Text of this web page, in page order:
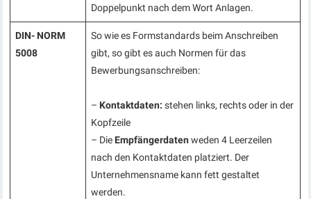
Doppelpunkt nach dem Wort Anlagen.
DIN- NORM
5008
So wie es Formstandards beim Anschreiben
gibt, so gibt es auch Normen für das
Bewerbungsanschreiben:
– Kontaktdaten:stehen links, rechts oder in der
Kopfzeile
– Die Empfängerdaten weden 4 Leerzeilen
nach den Kontaktdaten platziert. Der
Unternehmensname kann fett gestaltet
werden.